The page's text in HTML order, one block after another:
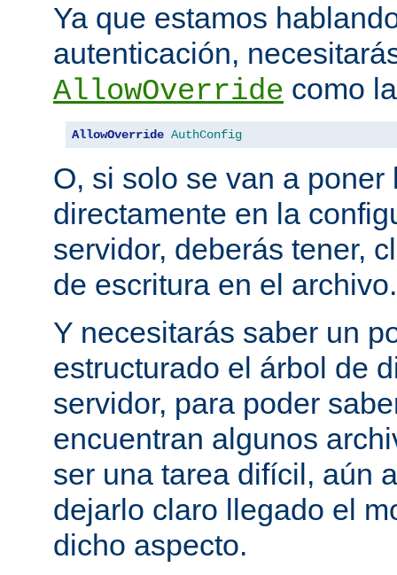
Ya que estamos
autenticación,
AllowOverride como
AllowOverride AuthConfig
O, si solo se van a poner
directamente en la
servidor, deberás tener,
de escritura en el archivo.
Y necesitarás saber un
estructurado el árbol de
servidor, para poder
encuentran algunos
ser una tarea difícil, aún
dejarlo claro llegado el
dicho aspecto.